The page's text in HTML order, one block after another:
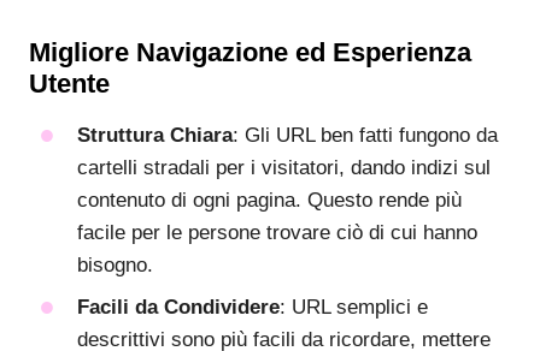
Migliore Navigazione ed Esperienza
Utente
Struttura Chiara: Gli URL ben fatti fungono da
cartelli stradali per i visitatori, dando indizi sul
contenuto di ogni pagina. Questo rende più
facile per le persone trovare ciò di cui hanno
bisogno.
Facili da Condividere: URL semplici e
descrittivi sono più facili da ricordare, mettere